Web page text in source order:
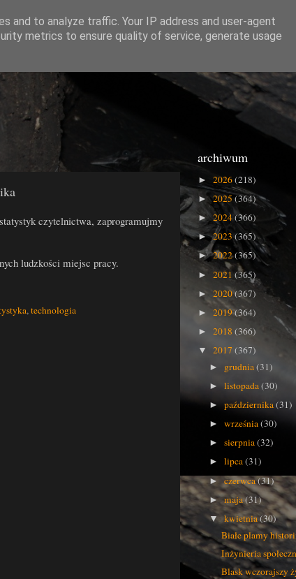
czytelnictwa, zaprogramujmy
ludzkości miejsc pracy.
, technologia
archiwum
► 2026(218)
►2025(364)
► 2024(366)
►2023(365)
►2022(365)
► 2021(365)
► 2020(367)
► 2019(364)
► 2018 (366)
▼ 2017 (367)
► grudnia(31)
►listopada(30)
►października(31)
►września(30)
►sierpnia(32)
►lipca(31)
►czerwca(31)
►maja(31)
▼kwietnia(30)
Białe plamy
Inżynieria
Blask wczorajszy
and to analyze traffic. Your IP address and user-agent
metrics to ensure quality of service, generate usage